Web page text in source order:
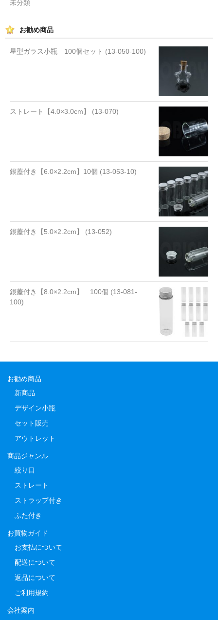
未分類
お勧め商品
星型ガラス小瓶 100個セット (13-050-100)
ストレート【4.0×3.0cm】 (13-070)
銀蓋付き【6.0×2.2cm】10個 (13-053-10)
銀蓋付き【5.0×2.2cm】 (13-052)
銀蓋付き【8.0×2.2cm】 100個 (13-081-
100)
お勧め商品
新商品
デザイン小瓶
セット販売
アウトレット
商品ジャンル
絞り口
ストレート
ストラップ付き
ふた付き
お買物ガイド
お支払について
配送について
返品について
ご利用規約
会社案内